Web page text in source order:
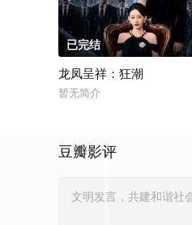
已完结
龙凤呈祥：狂潮
暂无简介
豆瓣影评